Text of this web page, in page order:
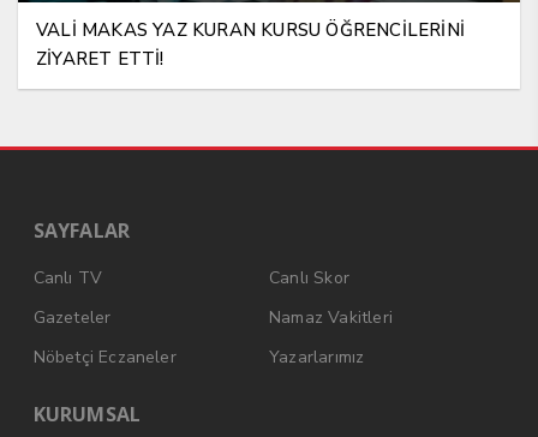
VALİ MAKAS YAZ KURAN KURSU ÖĞRENCİLERİNİ
ZİYARET ETTİ!
SAYFALAR
Canlı TV
Canlı Skor
Gazeteler
Namaz Vakitleri
Nöbetçi Eczaneler
Yazarlarımız
KURUMSAL